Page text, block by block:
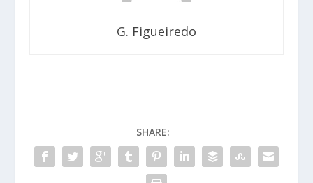
G. Figueiredo
SHARE: